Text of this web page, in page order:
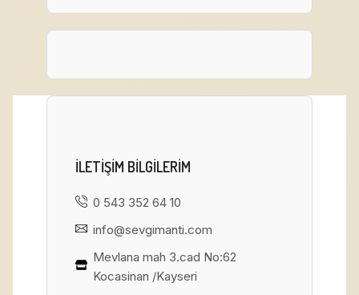
ILETIŞIM BILGILERIM
0 543 352 64 10
info@sevgimanti.com
Mevlana mah 3.cad No:62
Kocasinan /Kayseri